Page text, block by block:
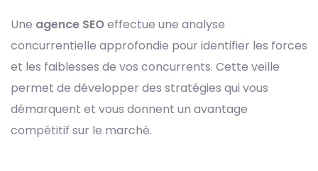
Une agence SEOeffectue une analyse
concurrentielle approfondie pour identifier les forces
et les faiblesses de vos concurrents. Cette veille
permet de développer des stratégies qui vous
démarquent et vous donnent un avantage
compétitif sur le marché.